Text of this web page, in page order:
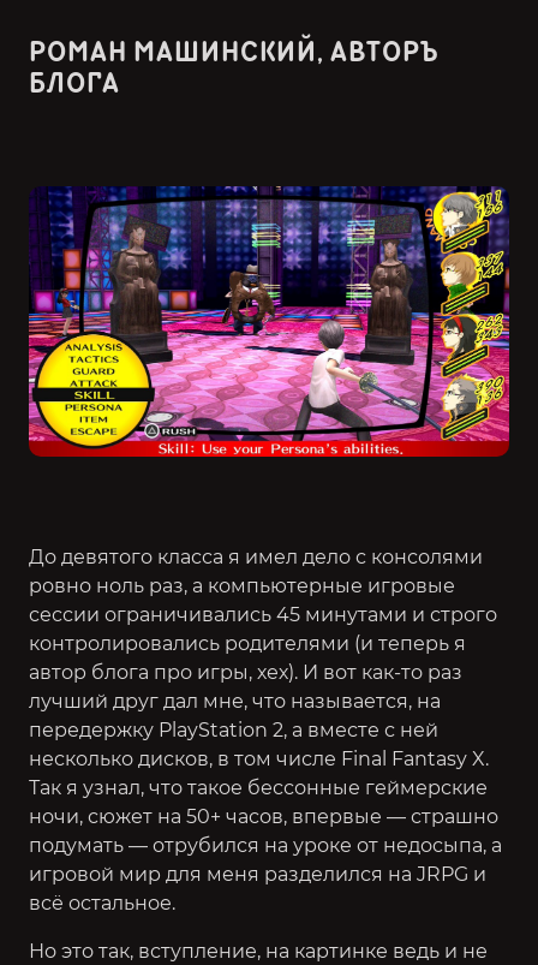
РОМАН МАШИНСКИЙ, АВТОРЪ
БЛОГА
До девятого класса я имел дело с консолями
ровно ноль раз, а компьютерные игровые
сессии ограничивались 45 минутами и строго
контролировались родителями (и теперь я
автор блога про игры, хех). И вот как-то раз
лучший друг дал мне, что называется, на
передержку PlayStation 2, а вместе с ней
несколько дисков, в том числе Final Fantasy X.
Так я узнал, что такое бессонные геймерские
ночи, сюжет на 50+ часов, впервые — страшно
подумать — отрубился на уроке от недосыпа, а
игровой мир для меня разделился на JRPG и
всё остальное.
Но это так, вступление, на картинке ведь и не